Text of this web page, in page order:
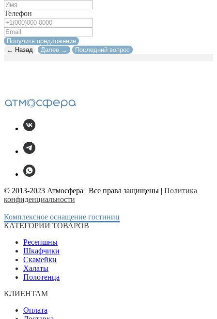
Телефон
Получить предложение
← Назад
Далее → Последний вопрос
© 2013-2023 Атмосфера | Все права защищены | Политика
конфиденциальности
Комплексное оснащение гостиниц
КАТЕГОРИИ ТОВАРОВ
Ресепшны
Шкафчики
Скамейки
Халаты
Полотенца
КЛИЕНТАМ
Оплата